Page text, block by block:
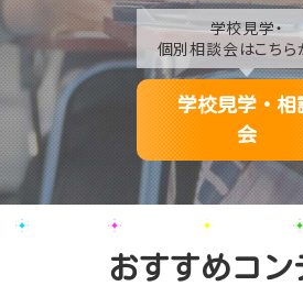
学校見学・
個別相談会はこちら
学校見学・相
会
おすすめコン